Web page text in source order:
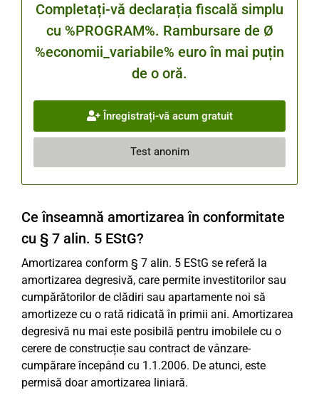
Completați-vă declarația fiscală simplu
cu %PROGRAM%. Rambursare de Ø
%economii_variabile% euro în mai puțin
de o oră.
Înregistrați-vă acum gratuit
Test anonim
Ce înseamnă amortizarea în conformitate
cu § 7 alin. 5 EStG?
Amortizarea conform § 7 alin. 5 EStG se referă la
amortizarea degresivă, care permite investitorilor sau
cumpărătorilor de clădiri sau apartamente noi să
amortizeze cu o rată ridicată în primii ani. Amortizarea
degresivă nu mai este posibilă pentru imobilele cu o
cerere de construcție sau contract de vânzare-
cumpărare începând cu 1.1.2006. De atunci, este
permisă doar amortizarea liniară.